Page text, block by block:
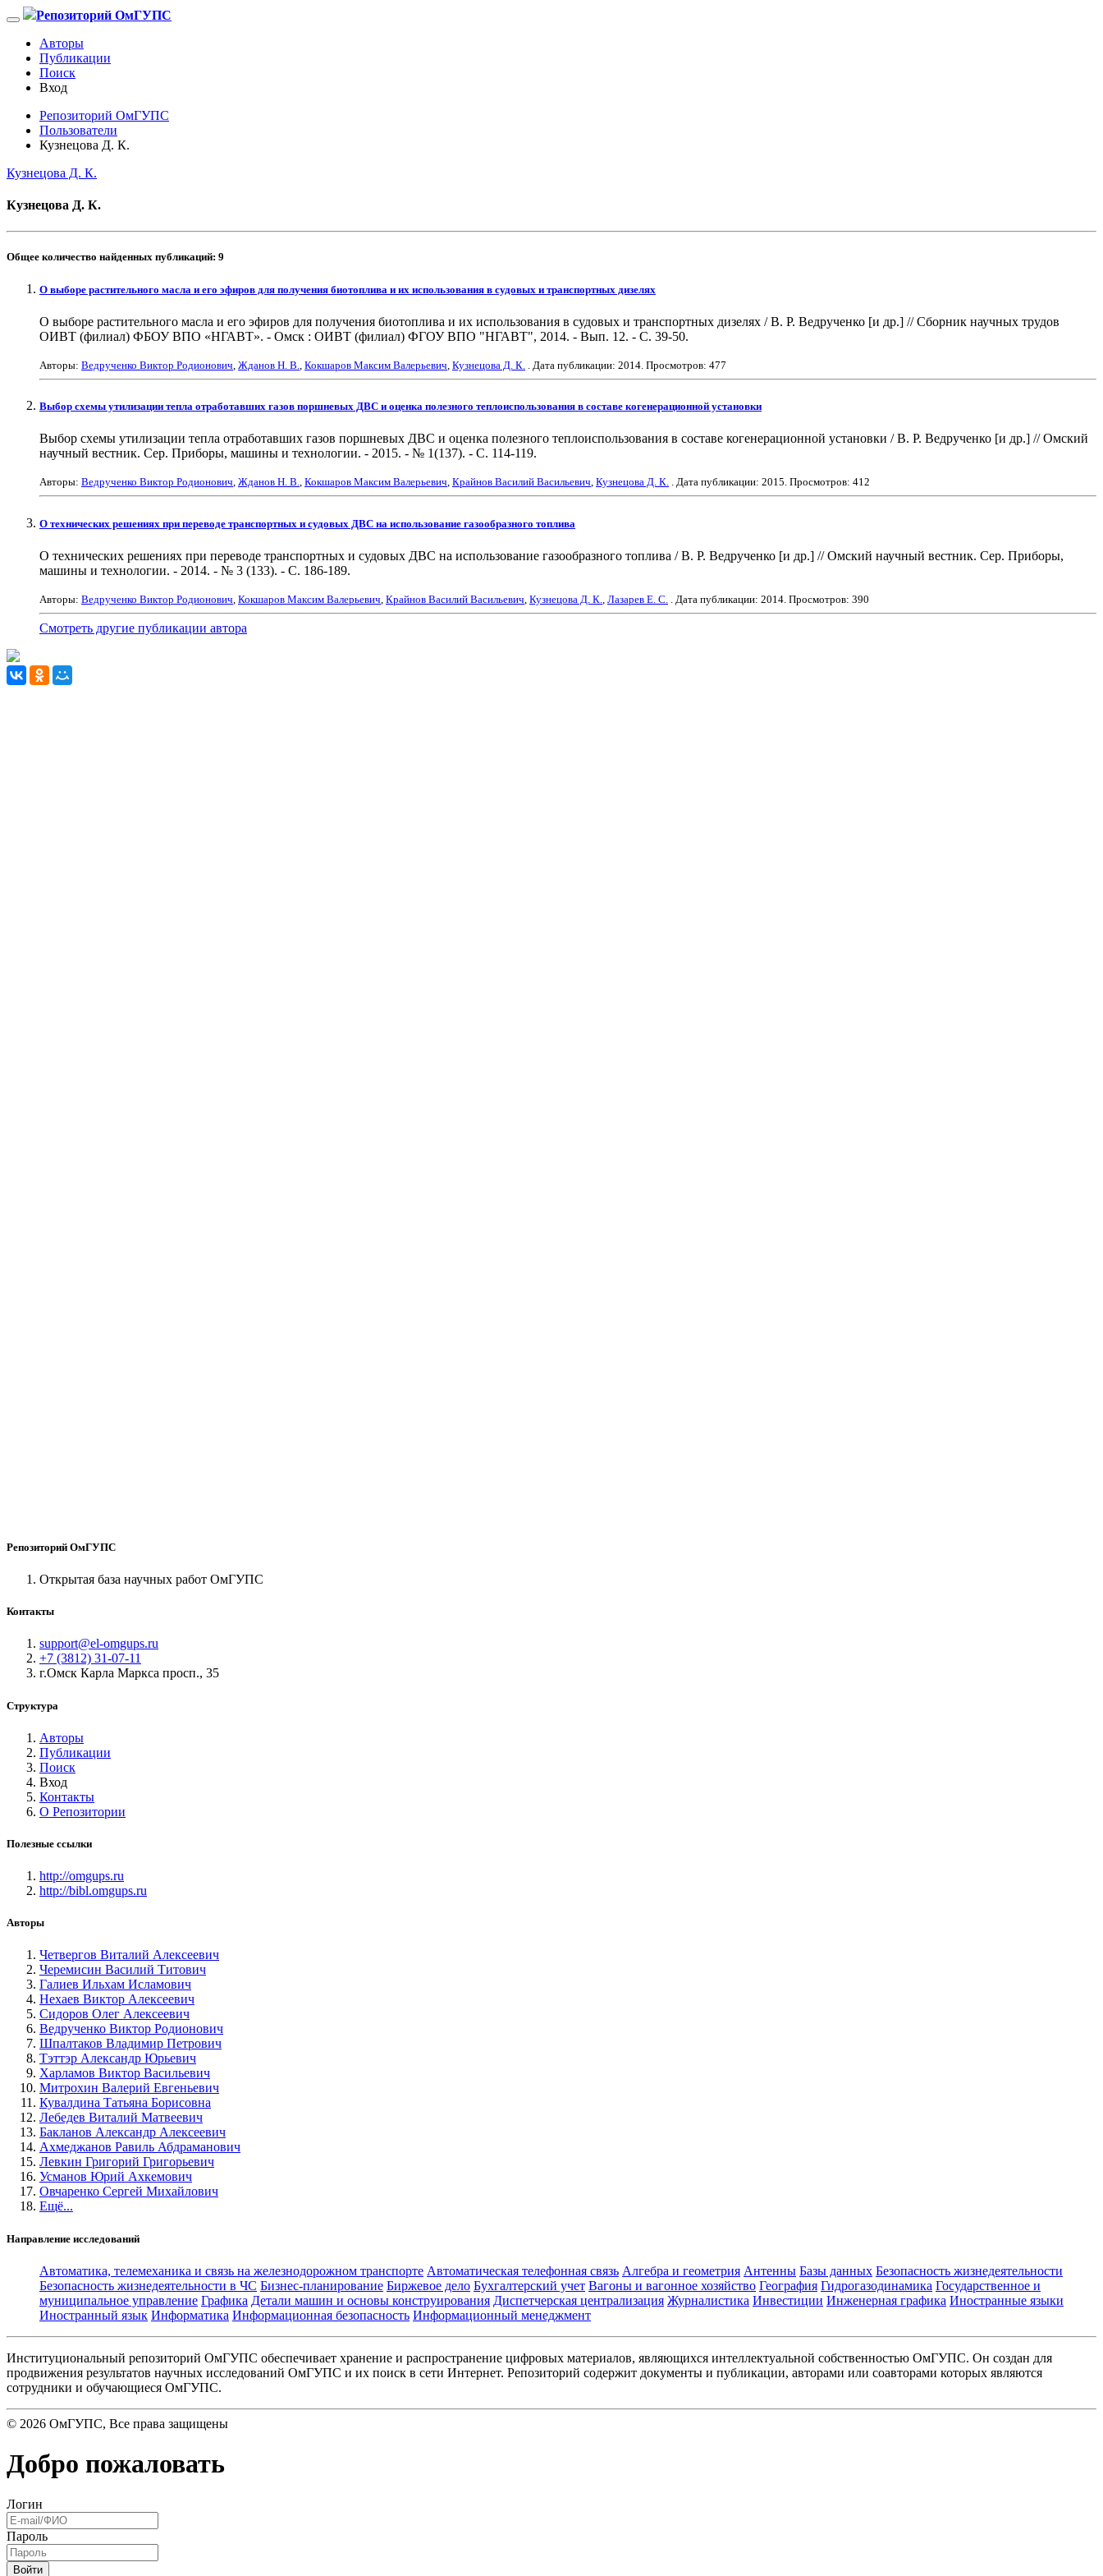
Репозиторий ОмГУПС
Авторы
Публикации
Поиск
Вход
Репозиторий ОмГУПС
Пользователи
Кузнецова Д. К.
Кузнецова Д. К.
Кузнецова Д. К.
Общее количество найденных публикаций: 9
О выборе растительного масла и его эфиров для получения биотоплива и их использования в судовых и транспортных дизелях
О выборе растительного масла и его эфиров для получения биотоплива и их использования в судовых и транспортных дизелях / В. Р. Ведрученко [и др.] // Сборник научных трудов
ОИВТ (филиал) ФБОУ ВПО «НГАВТ». - Омск : ОИВТ (филиал) ФГОУ ВПО "НГАВТ", 2014. - Вып. 12. - С. 39-50.
Авторы: Ведрученко Виктор Родионович, Жданов Н. В., Кокшаров Максим Валерьевич, Кузнецова Д. К. . Дата публикации: 2014. Просмотров: 477
Выбор схемы утилизации тепла отработавших газов поршневых ДВС и оценка полезного теплоиспользования в составе когенерационной установки
Выбор схемы утилизации тепла отработавших газов поршневых ДВС и оценка полезного теплоиспользования в составе когенерационной установки / В. Р. Ведрученко [и др.] // Омский
научный вестник. Сер. Приборы, машины и технологии. - 2015. - № 1(137). - С. 114-119.
Авторы: Ведрученко Виктор Родионович, Жданов Н. В., Кокшаров Максим Валерьевич, Крайнов Василий Васильевич, Кузнецова Д. К. . Дата публикации: 2015. Просмотров: 412
О технических решениях при переводе транспортных и судовых ДВС на использование газообразного топлива
О технических решениях при переводе транспортных и судовых ДВС на использование газообразного топлива / В. Р. Ведрученко [и др.] // Омский научный вестник. Сер. Приборы,
машины и технологии. - 2014. - № 3 (133). - С. 186-189.
Авторы: Ведрученко Виктор Родионович Кокшаров Максим Валерьевич Крайнов Василий Васильевич Кузнецова Д. К. Лазарев Е. С. . Дата публикации: 2014 . Просмотров: 390
Смотреть другие публикации автора
Репозиторий ОмГУПС
Открытая база научных работ ОмГУПС
Контакты
support@el-omgups.ru
+7 (3812) 31-07-11
г.Омск Карла Маркса просп., 35
Структура
Авторы
Публикации
Поиск
Вход
Контакты
О Репозитории
Полезные ссылки
http://omgups.ru
http://bibl.omgups.ru
Авторы
Четвергов Виталий Алексеевич
Черемисин Василий Титович
Галиев Ильхам Исламович
Нехаев Виктор Алексеевич
Сидоров Олег Алексеевич
Ведрученко Виктор Родионович
Шпалтаков Владимир Петрович
Тэттэр Александр Юрьевич
Харламов Виктор Васильевич
Митрохин Валерий Евгеньевич
Кувалдина Татьяна Борисовна
Лебедев Виталий Матвеевич
Бакланов Александр Алексеевич
Ахмеджанов Равиль Абдраманович
Левкин Григорий Григорьевич
Усманов Юрий Ахкемович
Овчаренко Сергей Михайлович
Ещё...
Направление исследований
Автоматика, телемеханика и связь на железнодорожном транспорте Автоматическая телефонная связь Алгебра и геометрия Антенны Базы данных Безопасность жизнедеятельности
Безопасность жизнедеятельности в ЧС Бизнес-планирование Биржевое дело Бухгалтерский учет Вагоны и вагонное хозяйство География Гидрогазодинамика Государственное и
муниципальное управление Графика Детали машин и основы конструирования Диспетчерская централизация Журналистика Инвестиции Инженерная графика Иностранные языки
Иностранный язык Информатика Информационная безопасность Информационный менеджмент
Институциональный репозиторий ОмГУПС обеспечивает хранение и распространение цифровых материалов, являющихся интеллектуальной собственностью ОмГУПС. Он создан для
продвижения результатов научных исследований ОмГУПС и их поиск в сети Интернет. Репозиторий содержит документы и публикации, авторами или соавторами которых являются
сотрудники и обучающиеся ОмГУПС.
© 2026 ОмГУПС, Все права защищены
Добро пожаловать
Логин
Пароль